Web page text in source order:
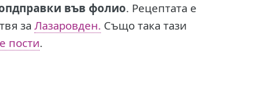
във фолио. Рецептата е
за Лазаровден. Също така тази
пости.